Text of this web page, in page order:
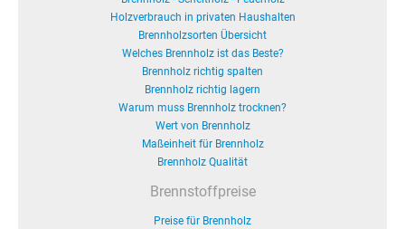
Holzverbrauch in privaten Haushalten
Brennholzsorten Übersicht
Welches Brennholz ist das Beste?
Brennholz richtig spalten
Brennholz richtig lagern
Warum muss Brennholz trocknen?
Wert von Brennholz
Maßeinheit für Brennholz
Brennholz Qualität
Brennstoffpreise
Preise für Brennholz